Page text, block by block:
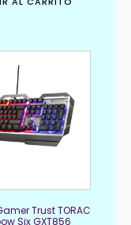
Trust TORAC
Six GXT856